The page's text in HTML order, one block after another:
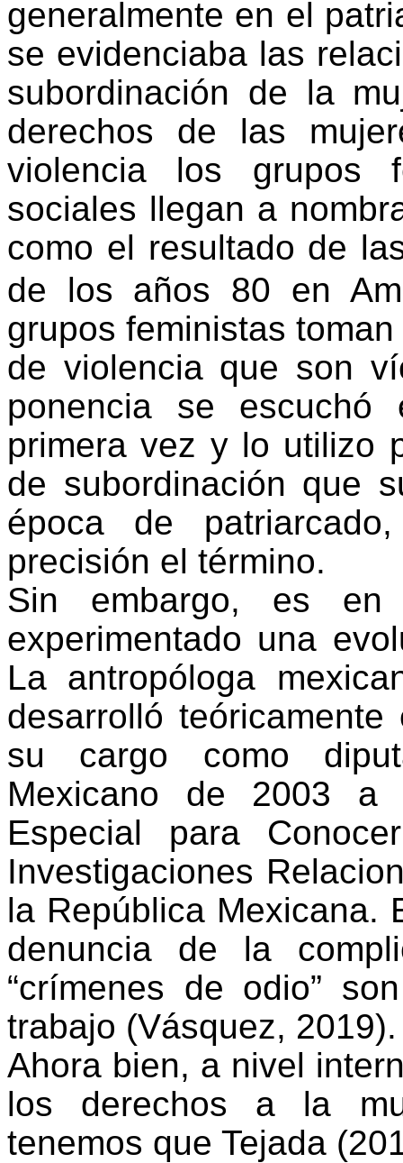
generalmente en el
se evidenciaba las
subordinación de la
derechos de las
violencia los grupos
sociales llegan a
como el resultado de
de los años 80 en
grupos feministas
de violencia que son
ponencia se
primera vez y lo utilizo
de subordinación que
época de
precisión el término.
Sin embargo, es en
experimentado una
La antropóloga
desarrolló
su cargo como
Mexicano de 2003 a
Especial para
Investigaciones
la República Mexicana.
denuncia de la
“crímenes de odio”
trabajo (Vásquez, 2019).
Ahora bien, a nivel
los derechos a la
tenemos que Tejada